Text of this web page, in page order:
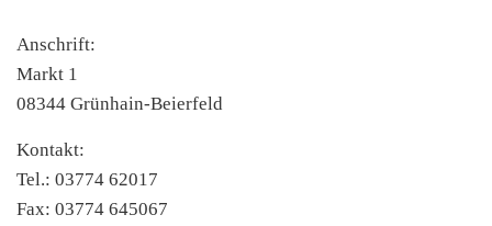
Anschrift:
Markt 1
08344 Grünhain-Beierfeld
Kontakt:
Tel.: 03774 62017
Fax: 03774 645067